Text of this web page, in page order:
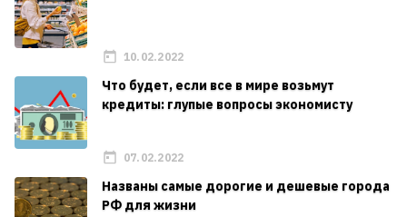
10.02.2022
Что будет, если все в мире возьмут
кредиты: глупые вопросы экономисту
07.02.2022
Названы самые дорогие и дешевые города
РФ для жизни